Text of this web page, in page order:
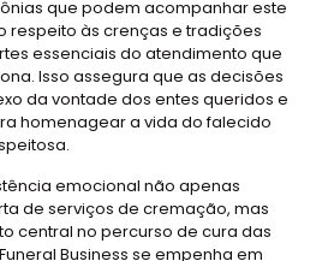
que podem acompanhar este
respeito às crenças e tradições
essenciais do atendimento que
Isso assegura que as decisões
da vontade dos entes queridos e
homenagear a vida do falecido
emocional não apenas
de serviços de cremação, mas
central no percurso de cura das
Business se empenha em